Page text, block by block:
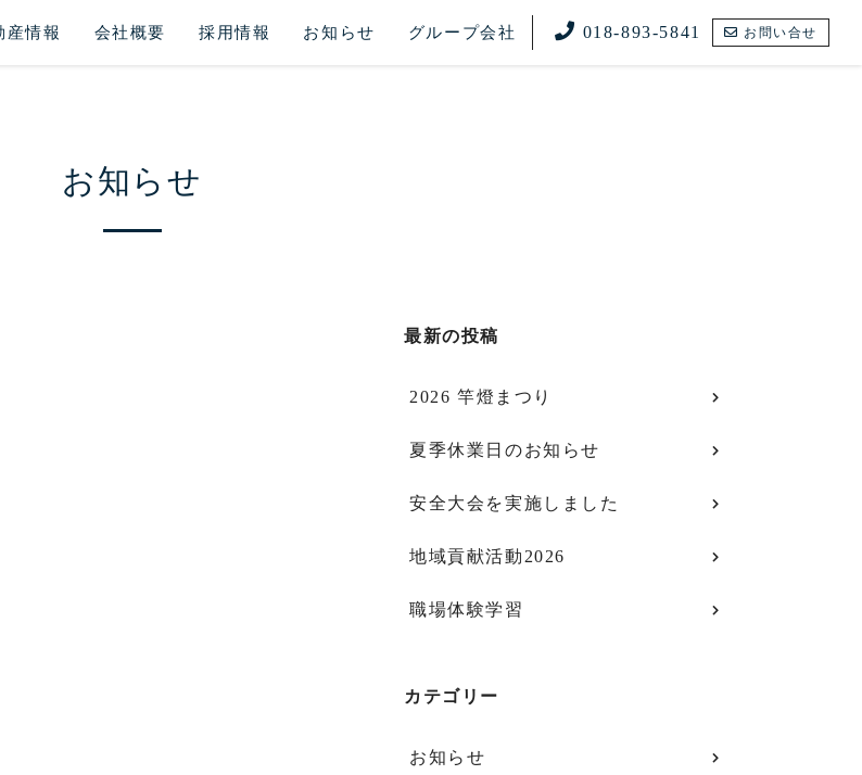
産情報 会社概要 採用情報 お知らせ グループ会社 018-893-5841 お問い合せ
お知らせ
最新の投稿
2026 竿燈まつり
夏季休業日のお知らせ
安全大会を実施しました
地域貢献活動2026
職場体験学習
カテゴリー
お知らせ